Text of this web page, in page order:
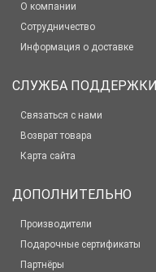
О компании
Сотрудничество
Информация о доставке
СЛУЖБА ПОДДЕРЖКИ
Связаться с нами
Возврат товара
Карта сайта
ДОПОЛНИТЕЛЬНО
Производители
Подарочные сертификаты
Партнёры